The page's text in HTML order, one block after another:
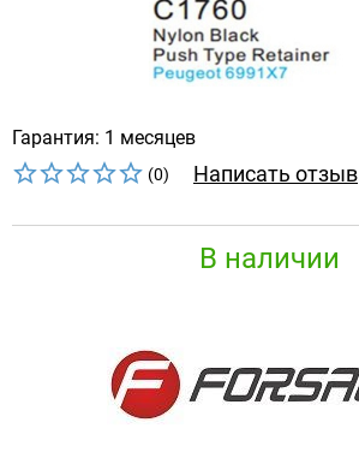
Гарантия: 1 месяцев
(0) Написать отзыв
В наличии